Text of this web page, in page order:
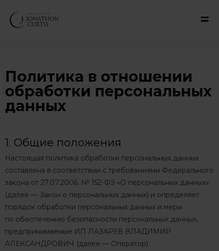
Политика в отношении
обработки персональных
данных
1. Общие положения
Настоящая политика обработки персональных данных
составлена в соответствии с требованиями Федерального
закона от 27.07.2006. № 152-ФЗ «О персональных данных»
(далее — Закон о персональных данных) и определяет
порядок обработки персональных данных и меры
по обеспечению безопасности персональных данных,
предпринимаемые ИП ЛАЗАРЕВ ВЛАДИМИР
АЛЕКСАНДРОВИЧ (далее — Оператор).